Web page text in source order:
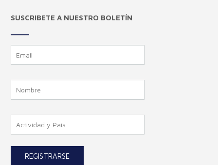
SUSCRIBETE A NUESTRO BOLETÍN